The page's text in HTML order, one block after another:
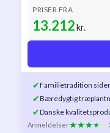
PRISER FRA
13.212kr.
✔Familietradition
✔Bæredygtig
✔Danske
Anmeldelser